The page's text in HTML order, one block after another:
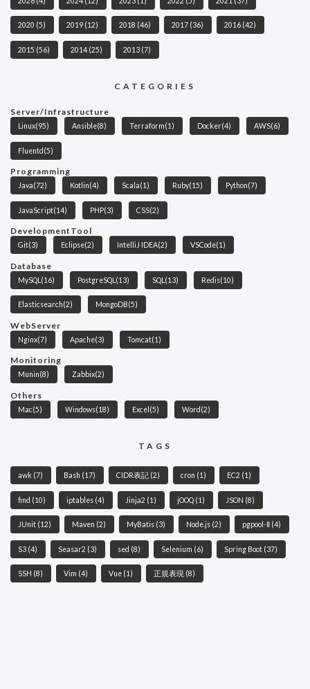
2020 (5) 2019 (12) 2018 (46) 2017 (36) 2016 (42)
2015 (56) 2014 (25) 2013 (7)
CATEGORIES
Server/Infrastructure
Linux(95) Ansible(8) Terraform(1) Docker(4) AWS(6)
Fluentd (5)
Programming
Java(72) Kotlin(4) Scala(1) Ruby(15) Python(7)
JavaScript(14) PHP(3) CSS(2)
DevelopmentTool
Git(3) Eclipse(2) IntelliJ IDEA(2) VSCode(1)
Database
MySQL (16) PostgreSQL (13) SQL (13) Redis(10)
Elasticsearch(2) MongoDB(5)
WebServer
Nginx(7) Apache(3) Tomcat(1)
Monitoring
Munin(8) Zabbix(2)
Others
Mac(5) Windows(18) Excel (5) Word (2)
TAGS
awk (7) Bash (17) CIDR表記 (2) cron (1) EC2 (1)
find (10) iptables (4) Jinja2 (1) jOOQ (1) JSON (8)
JUnit (12) Maven (2) MyBatis (3) Node.js (2) pgpool-Ⅱ (4)
S3 (4) Seasar2 (3) sed (8) Selenium (6) Spring Boot (37)
SSH (8) Vim (4) Vue (1) 正規表現 (8)